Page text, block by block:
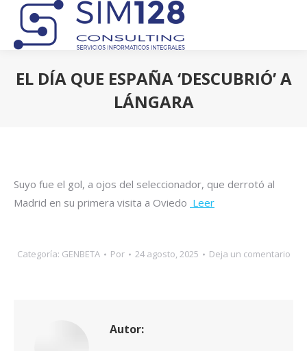
EL DÍA QUE ESPAÑA ‘DESCUBRIÓ’ A
LÁNGARA
Suyo fue el gol, a ojos del seleccionador, que derrotó al
Madrid en su primera visita a Oviedo Leer
Categoría: GENBETA Por 24 agosto, 2025 Deja un comentario
Autor: